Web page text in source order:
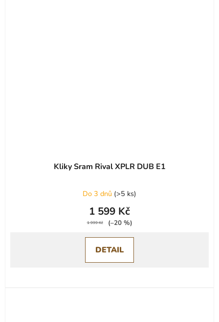
Kliky Sram Rival XPLR DUB E1
Do 3 dnů (>5 ks)
1 599 Kč
1 999 Kč (–20 %)
DETAIL